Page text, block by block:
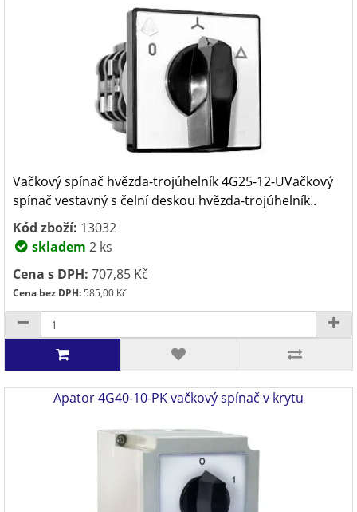
Vačkový spínač hvězda-trojúhelník 4G25-12-UVačkový
spínač vestavný s čelní deskou hvězda-trojúhelník..
Kód zboží: 13032
skladem 2 ks
Cena s DPH: 707,85 Kč
Cena bez DPH:585,00 Kč
Apator 4G40-10-PK vačkový spínač v krytu